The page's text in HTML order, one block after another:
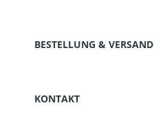
BESTELLUNG & VERSAND
KONTAKT